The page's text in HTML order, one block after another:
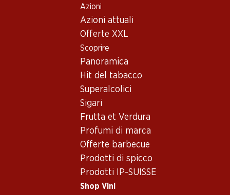
Azioni
Azioni attuali
Offerte XXL
Scoprire
Panoramica
Hit del tabacco
Superalcolici
Sigari
Frutta et Verdura
Profumi di marca
Offerte barbecue
Prodotti di spicco
Prodotti IP-SUISSE
Shop Vini
Vino/champagne
Veneto
Colli Morenici Amarone della Valpolicella DOCG Classico